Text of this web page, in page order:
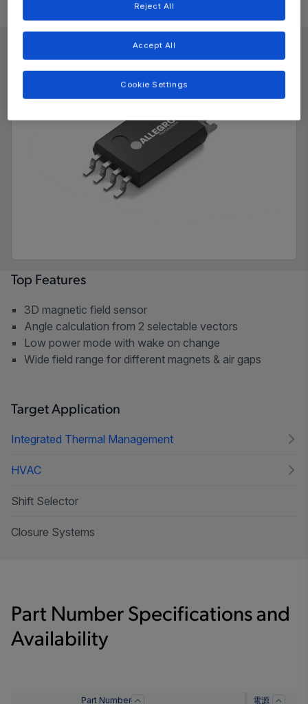
Product Details
Top Features
3D magnetic field sensor
Angle calculation from 2 selectable vectors
Low power mode with wake on change
Wide field range for different magnets & air gaps
Target Application
Integrated Thermal Management
HVAC
Shift Selector
Closure Systems
Part Number Specifications and
Availability
Part Number 電源
Reject All
Accept All
Cookie Settings